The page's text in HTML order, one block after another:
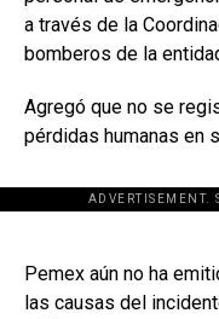
a través de la
bomberos de la
Agregó que no se
pérdidas humanas en
ADVERTISEMENT.
Pemex aún no ha
las causas del